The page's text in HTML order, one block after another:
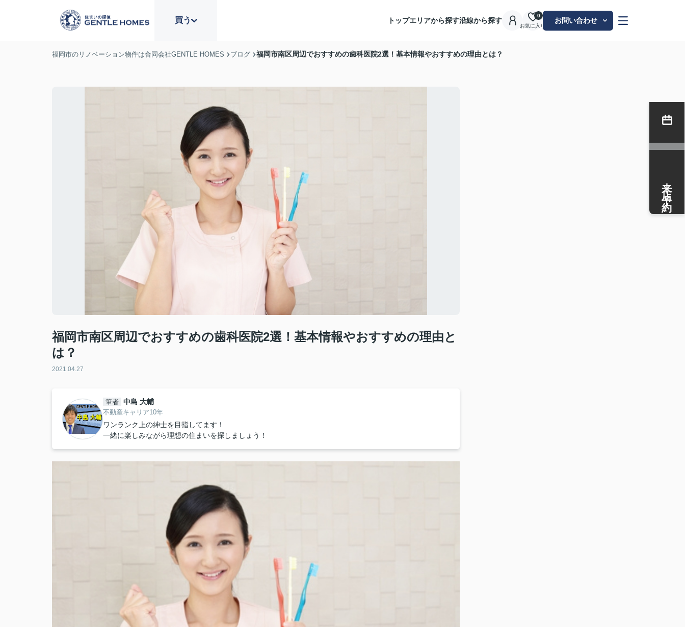
買う トップエリアから探す沿線から探す
お気に入り
0
お問い合わせ
福岡市のリノベーション物件は合同会社GENTLE HOMES ブログ 福岡市南区周辺でおすすめの歯科医院2選！基本情報やおすすめの理由とは？
福岡市南区周辺でおすすめの歯科医院2選！基本情報やおすすめの理由と
は？
2021.04.27
筆者 中島 大輔
不動産キャリア10年
ワンランク上の紳士を目指してます！
一緒に楽しみながら理想の住まいを探しましょう！
来店予約